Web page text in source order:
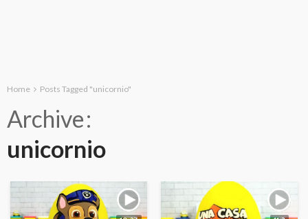
Home Posts Tagged "unicornio"
Archive
unicornio